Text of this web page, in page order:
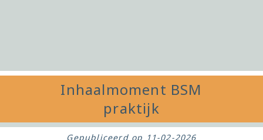
Inhaalmoment BSM
praktijk
Gepubliceerd op 11-02-2026